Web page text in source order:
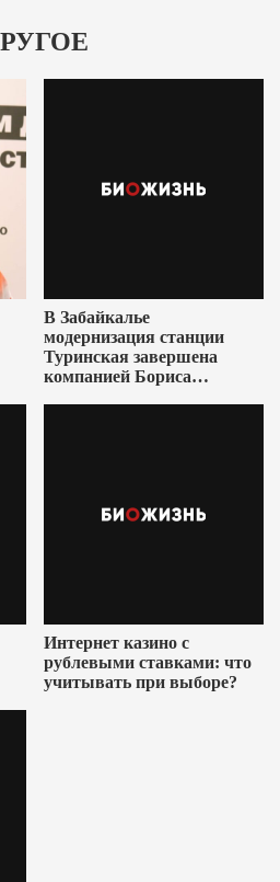
В Забайкалье
модернизация станции
Туринская завершена
компанией Бориса
Интернет казино с
рублевыми ставками: что
учитывать при выборе?